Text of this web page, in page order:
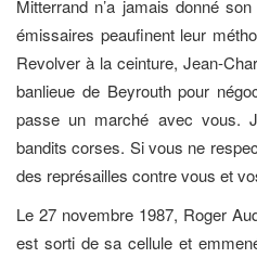
Mitterrand n’a jamais donné
émissaires peaufinent leur
Revolver à la ceinture, Jean-
banlieue de Beyrouth pour
passe un marché avec vous.
bandits corses. Si vous ne
des représailles contre vous et
Le 27 novembre 1987, Roger
est sorti de sa cellule et